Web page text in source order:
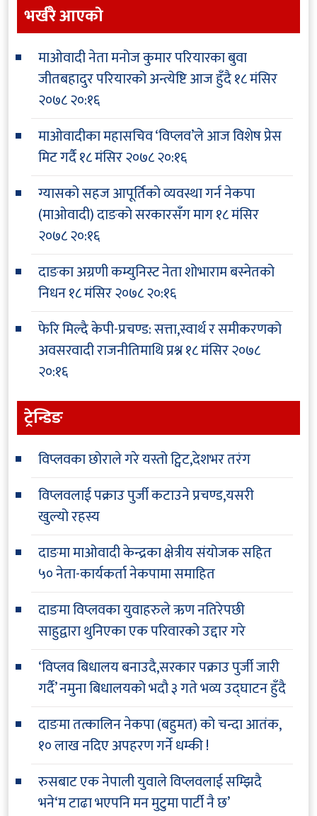
भर्खरै आएकाे
माओवादी नेता मनोज कुमार परियारका बुवा
जीतबहादुर परियारको अन्त्येष्टि आज हुँदै१८ मंसिर
२०७८ २०:१६
माओवादीका महासचिव ‘विप्लव’ले आज विशेष प्रेस
मिट गर्दै१८ मंसिर २०७८ २०:१६
ग्यासको सहज आपूर्तिको व्यवस्था गर्न नेकपा
(माओवादी) दाङको सरकारसँग माग१८ मंसिर
२०७८ २०:१६
दाङका अग्रणी कम्युनिस्ट नेता शोभाराम बस्नेतको
निधन१८ मंसिर २०७८ २०:१६
फेरि मिल्दै केपी-प्रचण्ड: सत्ता,स्वार्थ र समीकरणको
अवसरवादी राजनीतिमाथि प्रश्न१८ मंसिर २०७८
२०:१६
ट्रेन्डिङ
विप्लवका छोराले गरे यस्तो ट्विट,देशभर तरंग
विप्लवलाई पक्राउ पुर्जी कटाउने प्रचण्ड,यसरी
खुल्यो रहस्य
दाङमा माओवादी केन्द्रका क्षेत्रीय संयोजक सहित
५० नेता-कार्यकर्ता नेकपामा समाहित
दाङमा विप्लवका युवाहरुले ऋण नतिरेपछी
साहुद्वारा थुनिएका एक परिवारको उद्दार गरे
‘विप्लव बिधालय बनाउदै,सरकार पक्राउ पुर्जी जारी
गर्दै’ नमुना बिधालयको भदौ ३ गते भव्य उद्घाटन हुँदै
दाङमा तत्कालिन नेकपा (बहुमत) को चन्दा आतंक,
१० लाख नदिए अपहरण गर्ने धम्की !
रुसबाट एक नेपाली युवाले विप्लवलाई सम्झिदै
भने‘म टाढा भएपनि मन मुटुमा पार्टी नै छ’